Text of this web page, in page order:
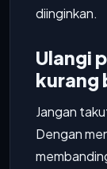
diinginkan.
Ulangi
kurang
Jangan
Dengan